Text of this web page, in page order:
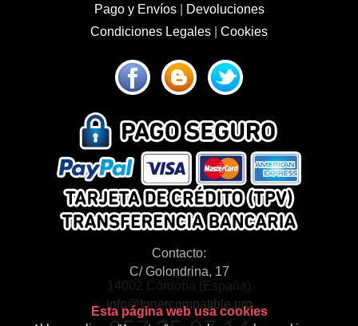
Pago y Envíos|
Devoluciones
Condiciones Legales
Cookies
Contacto:
C/ Golondrina, 17
14002 Córdoba (España)
info@tonercompatible.pro
Esta página web usa cookies